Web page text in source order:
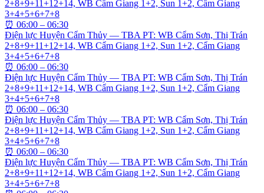
2+8+9+11+12+14, WB Cẩm Giang 1+2, Sun 1+2, Cẩm Giang
3+4+5+6+7+8
⏰ 06:00 – 06:30
Điện lực Huyện Cẩm Thủy — TBA PT: WB Cẩm Sơn, Thị Trán
2+8+9+11+12+14, WB Cẩm Giang 1+2, Sun 1+2, Cẩm Giang
3+4+5+6+7+8
⏰ 06:00 – 06:30
Điện lực Huyện Cẩm Thủy — TBA PT: WB Cẩm Sơn, Thị Trán
2+8+9+11+12+14, WB Cẩm Giang 1+2, Sun 1+2, Cẩm Giang
3+4+5+6+7+8
⏰ 06:00 – 06:30
Điện lực Huyện Cẩm Thủy — TBA PT: WB Cẩm Sơn, Thị Trán
2+8+9+11+12+14, WB Cẩm Giang 1+2, Sun 1+2, Cẩm Giang
3+4+5+6+7+8
⏰ 06:00 – 06:30
Điện lực Huyện Cẩm Thủy — TBA PT: WB Cẩm Sơn, Thị Trán
2+8+9+11+12+14, WB Cẩm Giang 1+2, Sun 1+2, Cẩm Giang
3+4+5+6+7+8